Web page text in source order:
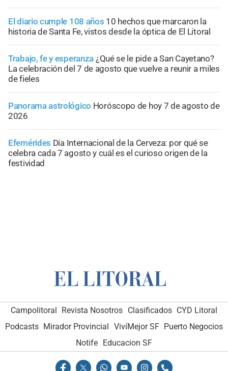
El diario cumple 108 años 10 hechos que marcaron la
historia de Santa Fe, vistos desde la óptica de El Litoral
Trabajo, fe y esperanza ¿Qué se le pide a San Cayetano?
La celebración del 7 de agosto que vuelve a reunir a miles
de fieles
Panorama astrológico Horóscopo de hoy 7 de agosto de
2026
Efemérides Día Internacional de la Cerveza: por qué se
celebra cada 7 agosto y cuál es el curioso origen de la
festividad
Campolitoral Revista Nosotros Clasificados CYD Litoral
Podcasts Mirador Provincial VivíMejor SF Puerto Negocios
Notife
Educacion SF